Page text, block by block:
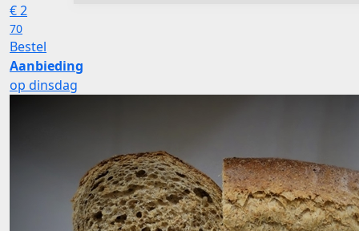
€2
70
Bestel
Aanbieding
op dinsdag